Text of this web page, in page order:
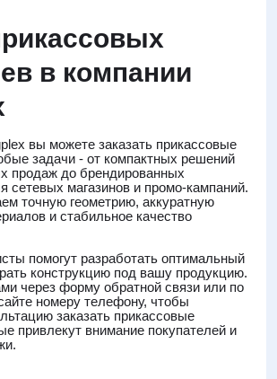
в компании
вы можете заказать прикассовые
задачи - от компактных решений
продаж до брендированных
сетевых магазинов и промо-кампаний.
точную геометрию, аккуратную
и стабильное качество
помогут разработать оптимальный
конструкцию под вашу продукцию.
через форму обратной связи или по
номеру телефону, чтобы
заказать прикассовые
привлекут внимание покупателей и